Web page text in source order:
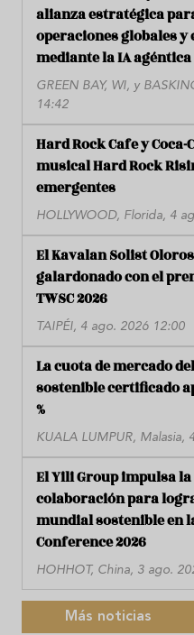
alianza estratégica
operaciones globales
mediante la IA agéntica
GREEN BAY, WI, y
14:42
Hard Rock Cafe y
musical Hard Rock
emergentes
HOLLYWOOD, Florida, 4
El Kavalan Solist
galardonado con el
TWSC 2026
TAIPÉI, 4 ago. 2026 12:00
La cuota de mercado
sostenible certificado
%
KUALA LUMPUR, Malasia,
El Yili Group impulsa
colaboración para
mundial sostenible en
Conference 2026
HOHHOT, China, 3 ago.
Más noticias